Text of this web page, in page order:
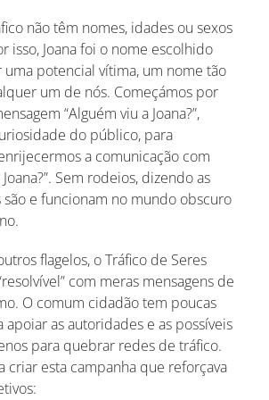
não têm nomes, idades ou sexos
isso, Joana foi o nome escolhido
potencial vítima, um nome tão
um de nós. Começámos por
“Alguém viu a Joana?”,
do público, para
a comunicação com
Sem rodeios, dizendo as
são e funcionam no mundo obscuro
flagelos, o Tráfico de Seres
com meras mensagens de
O comum cidadão tem poucas
as autoridades e as possíveis
para quebrar redes de tráfico.
criar esta campanha que reforçava